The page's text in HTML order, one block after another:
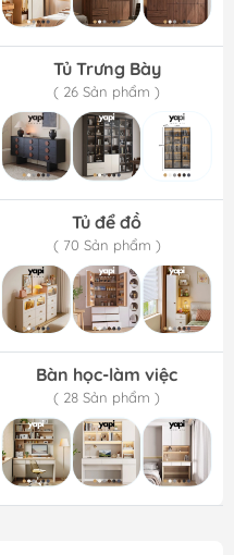
Tủ Trưng Bày
( 26 Sản phẩm )
Tủ để đồ
( 70 Sản phẩm )
Bàn học-làm việc
( 28 Sản phẩm )